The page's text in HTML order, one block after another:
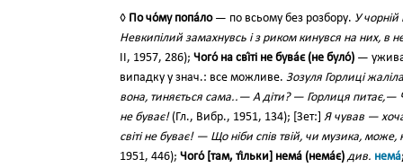
◊ По чо́му попа́ло— по всьому без розбору. У
Невкипілий замахнувсь і з риком кинувся на них, в
II, 1957, 286); Чого́ на сві́ті не бува́є (не було́) —
випадку у знач.: все можливе. Зозуля Горлиці
вона, тиняється сама..— А діти? — Горлиця питає,—
не буває!(Гл., Вибр., 1951, 134); [Зет:] Я чував —
світі не буває! — Що ніби спів твій, чи музика,
1951, 446); Чого́ [там, ті́льки] нема́ (нема́є) див. нема́